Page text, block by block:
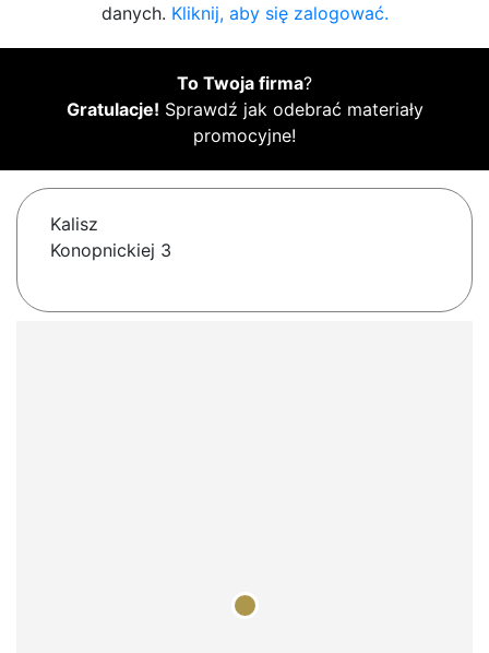
danych. Kliknij, aby się zalogować.
To Twoja firma?
Gratulacje! Sprawdź jak odebrać materiały
promocyjne!
Kalisz
Konopnickiej 3